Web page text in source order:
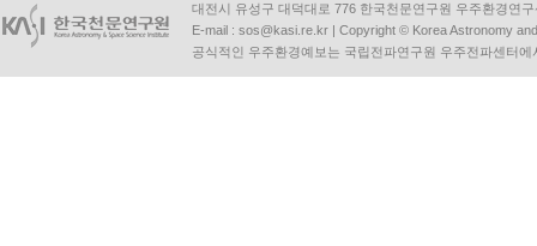
대전시 유성구 대덕대로 776 한국천문연구원 우주환경연
E-mail : sos@kasi.re.kr | Copyright © Korea Astronomy
공식적인 우주환경예보는 국립전파연구원 우주전파센터에